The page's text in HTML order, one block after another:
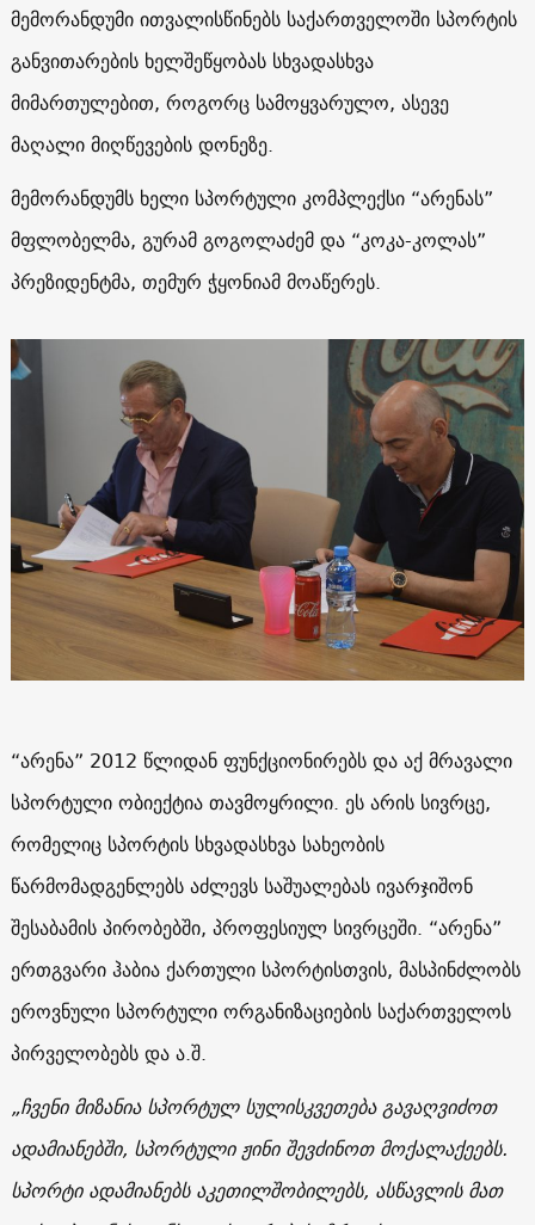
მემორანდუმი ითვალისწინებს საქართველოში სპორტის
განვითარების ხელშეწყობას სხვადასხვა
მიმართულებით, როგორც სამოყვარულო, ასევე
მაღალი მიღწევების დონეზე.
მემორანდუმს ხელი სპორტული კომპლექსი “არენას”
მფლობელმა, გურამ გოგოლაძემ და “კოკა-კოლას”
პრეზიდენტმა, თემურ ჭყონიამ მოაწერეს.
“არენა” 2012 წლიდან ფუნქციონირებს და აქ მრავალი
სპორტული ობიექტია თავმოყრილი. ეს არის სივრცე,
რომელიც სპორტის სხვადასხვა სახეობის
წარმომადგენლებს აძლევს საშუალებას ივარჯიშონ
შესაბამის პირობებში, პროფესიულ სივრცეში. “არენა”
ერთგვარი ჰაბია ქართული სპორტისთვის, მასპინძლობს
ეროვნული სპორტული ორგანიზაციების საქართველოს
პირველობებს და ა.შ.
„ჩვენი მიზანია სპორტულ სულისკვეთება გავაღვიძოთ
ადამიანებში, სპორტული ჟინი შევძინოთ მოქალაქეებს.
სპორტი ადამიანებს აკეთილშობილებს, ასწავლის მათ